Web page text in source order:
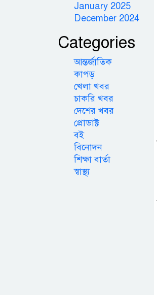
January 2025
December 2024
Categories
আন্তর্জাতিক
কাপড়
খেলা খবর
চাকরি খবর
দেশের খবর
প্রোডাক্ট
বই
বিনোদন
শিক্ষা বার্তা
স্বাস্থ্য